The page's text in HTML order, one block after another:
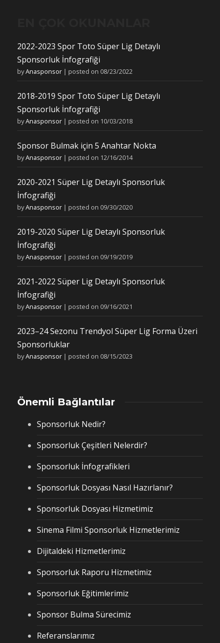
2022-2023 Spor Toto Süper Lig Detaylı
Sponsorluk İnfografiği
byAnasponsor | posted on 08/23/2022
2018-2019 Spor Toto Süper Lig Detaylı
Sponsorluk İnfografiği
byAnasponsor | posted on 10/03/2018
Sponsor Bulmak için 5 Anahtar Nokta
byAnasponsor | posted on 12/16/2014
2020-2021 Süper Lig Detaylı Sponsorluk
İnfografiği
byAnasponsor | posted on 09/30/2020
2019-2020 Süper Lig Detaylı Sponsorluk
İnfografiği
byAnasponsor | posted on 09/19/2019
2021-2022 Süper Lig Detaylı Sponsorluk
İnfografiği
byAnasponsor | posted on 09/16/2021
2023–24 Sezonu Trendyol Süper Lig Forma Üzeri
Sponsorluklar
byAnasponsor | posted on 08/15/2023
Önemli Bağlantılar
Sponsorluk Nedir?
Sponsorluk Çeşitleri Nelerdir?
Sponsorluk İnfografikleri
Sponsorluk Dosyası Nasıl Hazırlanır?
Sponsorluk Dosyası Hizmetimiz
Sinema Filmi Sponsorluk Hizmetlerimiz
Dijitaldeki Hizmetlerimiz
Sponsorluk Raporu Hizmetimiz
Sponsorluk Eğitimlerimiz
Sponsor Bulma Sürecimiz
Referanslarımız